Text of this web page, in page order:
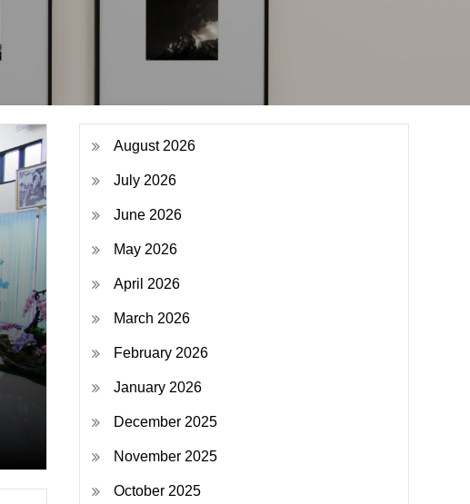
August 2026
July 2026
June 2026
May 2026
April 2026
March 2026
February 2026
January 2026
December 2025
November 2025
October 2025